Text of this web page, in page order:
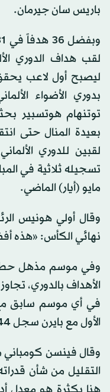
باريس سان جيرمان.
لقب هداف الدوري
ليصبح أول لاعب
بدوري الأضواء
توتنهام هوتسبير
لقبين للدوري
مايو (أيار) الماضي.
وقال أولي هونيس
نهائي الكأس: «هذه
وفي موسم مذهل حطم
الأهداف بالدوري،
في أي موسم سابق
الأول مع بايرن سجل 44 هدفاً في 45 مباراة رسمية.
وقال فينسن كومباني
التقليل من شأن